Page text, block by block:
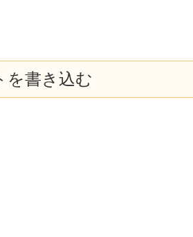
を書き込む